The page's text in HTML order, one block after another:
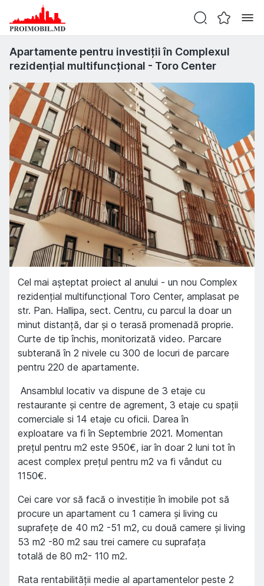
Apartamente pentru investiții în Complexul
rezidențial multifuncțional - Toro Center
Cel mai așteptat proiect al anului - un nou Complex
rezidențial multifuncțional Toro Center, amplasat pe
str. Pan. Hallipa, sect. Centru, cu parcul la doar un
minut distanță, dar și o terasă promenadă proprie.
Curte de tip închis, monitorizată video. Parcare
subterană în 2 nivele cu 300 de locuri de parcare
pentru 220 de apartamente.
Ansamblul locativ va dispune de 3 etaje cu
restaurante și centre de agrement, 3 etaje cu spații
comerciale si 14 etaje cu oficii. Darea în
exploatare va fi în Septembrie 2021. Momentan
prețul pentru m2 este 950€, iar în doar 2 luni tot în
acest complex prețul pentru m2 va fi vândut cu
1150€.
Cei care vor să facă o investiție în imobile pot să
procure un apartament cu 1 camera și living cu
suprafețe de 40 m2 -51 m2, cu două camere și living
53 m2 -80 m2 sau trei camere cu suprafața
totală de 80 m2- 110 m2.
Rata rentabilității medie al apartamentelor peste 2